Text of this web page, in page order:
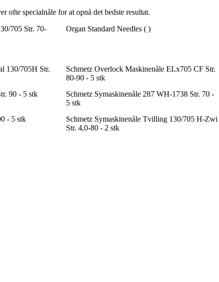
ofte specialnåle for at opnå det bedste resultat.
705 Str. 70-
Organ Standard Needles ( )
130/705H Str.
Schmetz Overlock Maskinenåle ELx705 CF Str.
80-90 - 5 stk
90 - 5 stk
Schmetz Symaskinenåle 287 WH-1738 Str. 70 -
5 stk
- 5 stk
Schmetz Symaskinenåle Tvilling 130/705 H-Zwi
Str. 4,0-80 - 2 stk